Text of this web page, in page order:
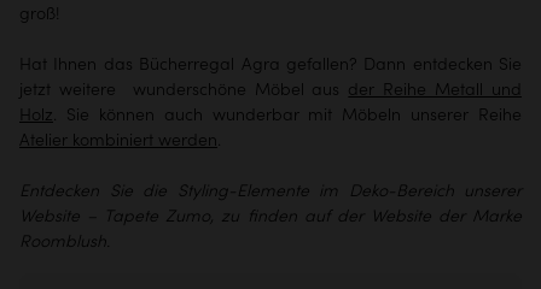
groß!
Hat Ihnen das Bücherregal Agra gefallen? Dann entdecken Sie
jetzt weitere wunderschöne Möbel aus der Reihe Metall und
Holz. Sie können auch wunderbar mit Möbeln unserer Reihe
Atelier kombiniert werden.
Entdecken Sie die Styling-Elemente im Deko-Bereich unserer
Website – Tapete Zumo, zu finden auf der Website der Marke
Roomblush.